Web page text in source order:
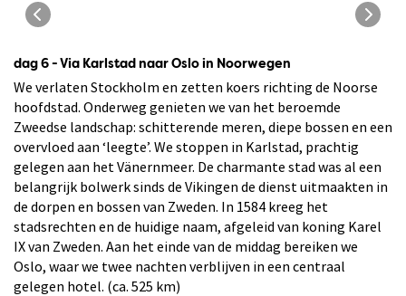
dag 6 - Via Karlstad naar Oslo in Noorwegen
We verlaten Stockholm en zetten koers richting de Noorse
hoofdstad. Onderweg genieten we van het beroemde
Zweedse landschap: schitterende meren, diepe bossen en een
overvloed aan ‘leegte’. We stoppen in Karlstad, prachtig
gelegen aan het Vänernmeer. De charmante stad was al een
belangrijk bolwerk sinds de Vikingen de dienst uitmaakten in
de dorpen en bossen van Zweden. In 1584 kreeg het
stadsrechten en de huidige naam, afgeleid van koning Karel
IX van Zweden. Aan het einde van de middag bereiken we
Oslo, waar we twee nachten verblijven in een centraal
gelegen hotel. (ca. 525 km)
Zicht op Karlstad